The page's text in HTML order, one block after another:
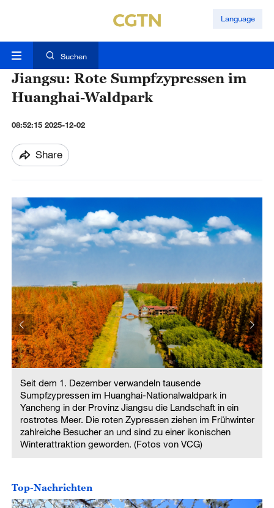
Language
Suchen
Jiangsu: Rote Sumpfzypressen im
Huanghai-Waldpark
08:52:15 2025-12-02
Share
Seit dem 1. Dezember verwandeln tausende
Sumpfzypressen im Huanghai-Nationalwaldpark in
Yancheng in der Provinz Jiangsu die Landschaft in ein
rostrotes Meer. Die roten Zypressen ziehen im Frühwinter
zahlreiche Besucher an und sind zu einer ikonischen
Winterattraktion geworden. (Fotos von VCG)
Top-Nachrichten